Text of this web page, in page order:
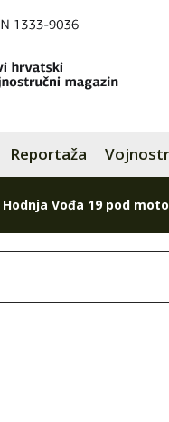
Reportaža
Hodnja Vođa 19 pod